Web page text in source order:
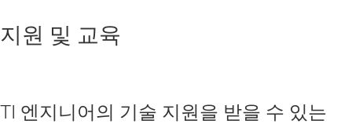
지원 및 교육
TI 엔지니어의 기술 지원을 받을 수 있는